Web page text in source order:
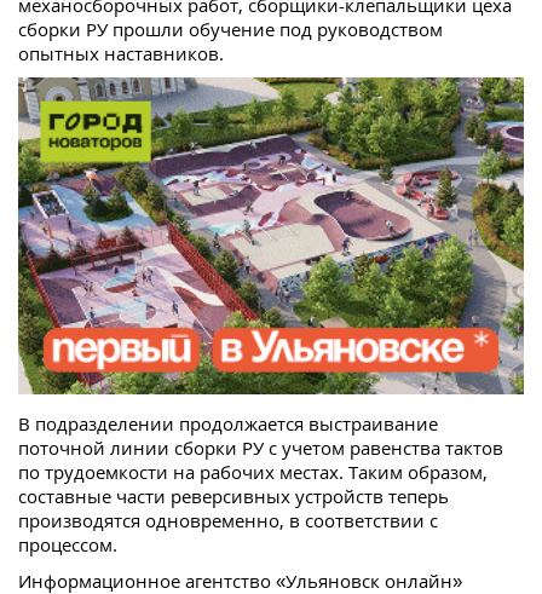
механосборочных работ, сборщики-клепальщики цеха
сборки РУ прошли обучение под руководством
опытных наставников.
В подразделении продолжается выстраивание
поточной линии сборки РУ с учетом равенства тактов
по трудоемкости на рабочих местах. Таким образом,
составные части реверсивных устройств теперь
производятся одновременно, в соответствии с
процессом.
Информационное агентство «Ульяновск онлайн»